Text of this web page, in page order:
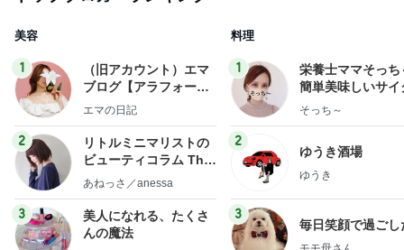
美容
1
（旧アカウント）エマ
ブログ【アラフォー会
社売却セカンドライ
エマの日記
2
リトルミニマリストの
ビューティコラム The
little minimalist's bea
あねっさ／anessa
3
美人になれる、たくさ
んの魔法
料理
1
栄養士ママそっち
簡単美味しいサイ
献立
そっち～
2
ゆうき酒場
ゆうき
3
毎日笑顔で過ごし